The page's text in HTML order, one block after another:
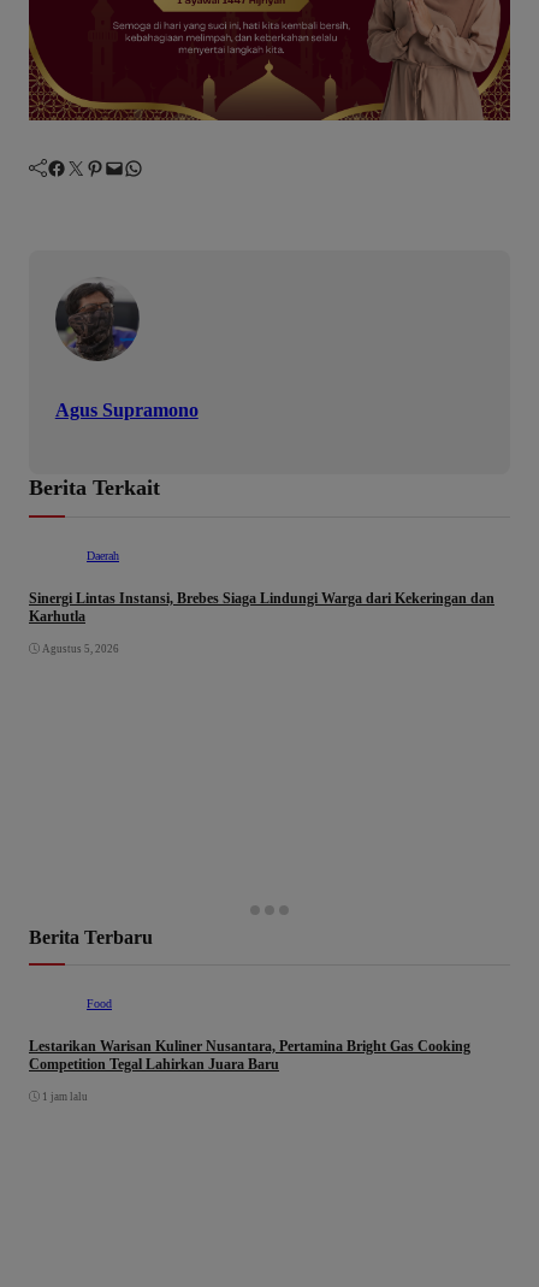
Facebook Twitter Pinterest Mail WhatsApp
Agus Supramono
Berita Terkait
Daerah
Sinergi Lintas Instansi, Brebes Siaga Lindungi Warga dari Kekeringan dan
Karhutla
Agustus 5, 2026
Berita Terbaru
Food
Lestarikan Warisan Kuliner Nusantara, Pertamina Bright Gas Cooking
Competition Tegal Lahirkan Juara Baru
1 jam lalu